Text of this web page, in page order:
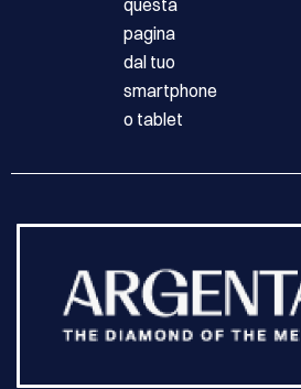
questa
pagina
dal tuo
smartphone
o tablet